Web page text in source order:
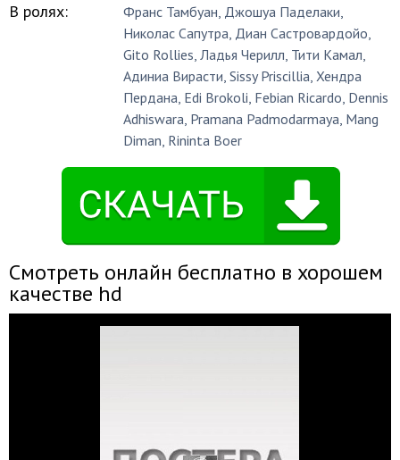
В ролях: Франс Тамбуан, Джошуа Паделаки,
Николас Сапутра, Диан Састровардойо,
Gito Rollies,Ладья Черилл, Тити Камал,
Адиниа Вирасти,Sissy Priscillia,Хендра
Пердана, Edi Brokoli, Febian Ricardo, Dennis
Adhiswara, Pramana Padmodarmaya, Mang
Diman, Rininta Boer
Смотреть онлайн бесплатно в хорошем
качестве hd